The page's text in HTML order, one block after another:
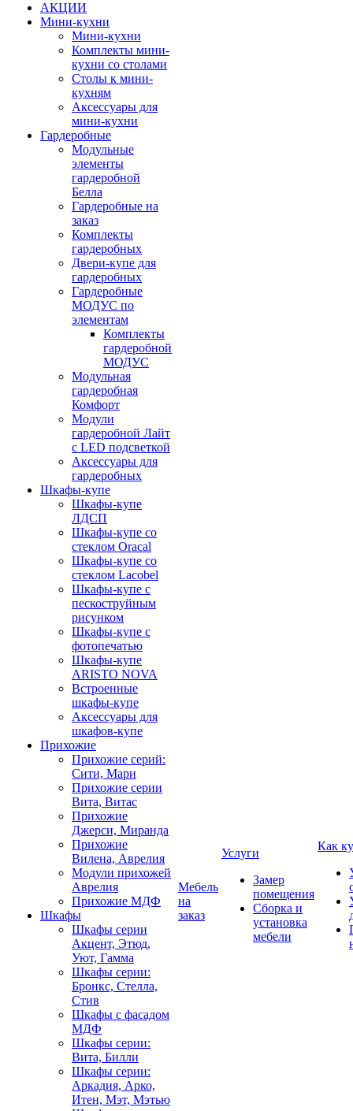
АКЦИИ
Мини-кухни
Мини-кухни
Комплекты мини-
кухни со столами
Столы к мини-
кухням
Аксессуары для
мини-кухни
Гардеробные
Модульные
элементы
гардеробной
Белла
Гардеробные на
заказ
Комплекты
гардеробных
Двери-купе для
гардеробных
Гардеробные
МОДУС по
элементам
Комплекты
гардеробной
МОДУС
Модульная
гардеробная
Комфорт
Модули
гардеробной Лайт
с LED подсветкой
Аксессуары для
гардеробных
Шкафы-купе
Шкафы-купе
ЛДСП
Шкафы-купе со
стеклом Oracal
Шкафы-купе со
стеклом Lacobel
Шкафы-купе с
пескоструйным
рисунком
Шкафы-купе с
фотопечатью
Шкафы-купе
ARISTO NOVA
Встроенные
шкафы-купе
Аксессуары для
шкафов-купе
Прихожие
Прихожие серий:
Сити, Мари
Прихожие серии
Вита, Витас
Прихожие
Джерси, Миранда
Прихожие
Вилена, Аврелия
Модули прихожей
Аврелия
Прихожие МДФ
Шкафы
Шкафы серии
Акцент, Этюд,
Уют, Гамма
Шкафы серии:
Бронкс, Стелла,
Стив
Шкафы с фасадом
МДФ
Шкафы серии:
Вита, Билли
Шкафы серии:
Аркадия, Арко,
Итен, Мэт, Мэтью
Мебель
на
заказ
Услуги
Замер
помещения
Сборка и
установка
мебели
Как